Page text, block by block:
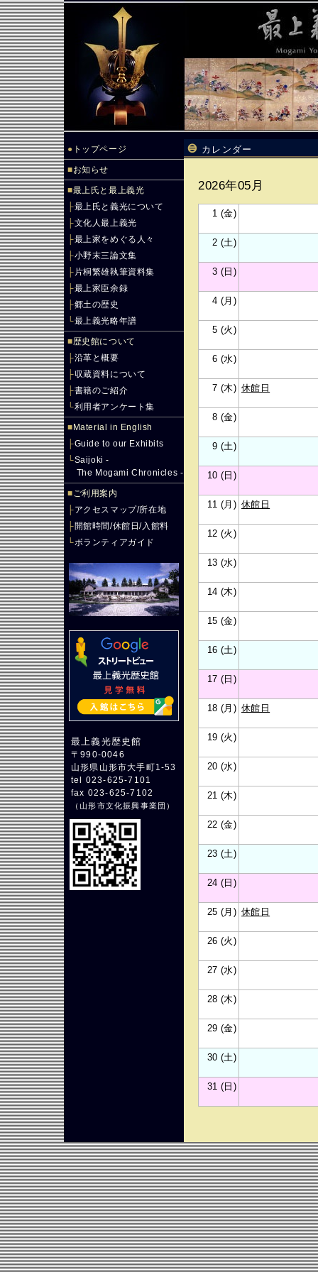
● トップページ
■お知らせ
■最上氏と最上義光
├最上氏と義光について
├文化人最上義光
├最上家をめぐる人々
├小野末三論文集
├ 片桐繁雄執筆資料集
├最上家臣余録
├郷土の歴史
└最上義光略年譜
■歴史館について
├沿革と概要
├収蔵資料について
├書籍のご紹介
└利用者アンケート集
■ Material in English
├Guide to our Exhibits
└Saijoki -
The Mogami Chronicles -
■ご利用案内
├アクセスマップ/所在地
├開館時間/休館日/入館料
└ボランティアガイド
最上義光歴史館
〒990-0046
山形県山形市大手町1-53
tel 023-625-7101
fax 023-625-7102
（山形市文化振興事業団 ）
カレンダー
2026年05月
1 (金)
2 (土)
3 (日)
4 (月)
5 (火)
6 (水)
7 (木) 休館日
8 (金)
9 (土)
10 (日)
11 (月) 休館日
12 (火)
13 (水)
14 (木)
15 (金)
16 (土)
17 (日)
18 (月) 休館日
19 (火)
20 (水)
21 (木)
22 (金)
23 (土)
24 (日)
25 (月) 休館日
26 (火)
27 (水)
28 (木)
29 (金)
30 (土)
31 (日)